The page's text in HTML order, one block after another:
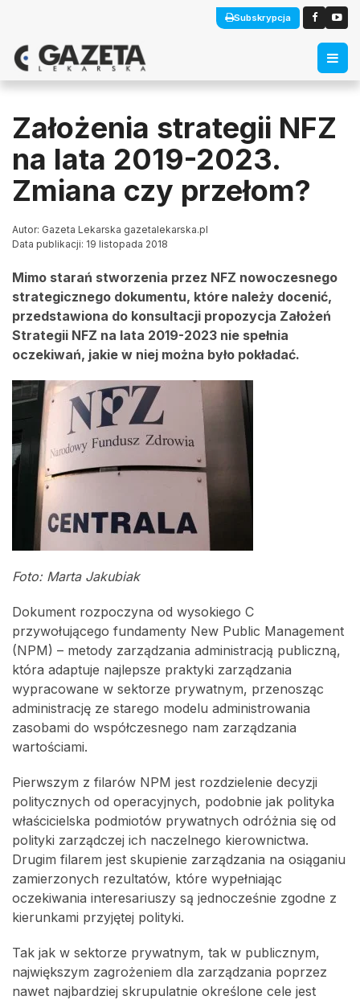
Subskrypcja
Założenia strategii NFZ
na lata 2019-2023.
Zmiana czy przełom?
Autor: Gazeta Lekarska gazetalekarska.pl
Data publikacji: 19 listopada 2018
Mimo starań stworzenia przez NFZ nowoczesnego
strategicznego dokumentu, które należy docenić,
przedstawiona do konsultacji propozycja Założeń
Strategii NFZ na lata 2019-2023 nie spełnia
oczekiwań, jakie w niej można było pokładać.
Foto: Marta Jakubiak
Dokument rozpoczyna od wysokiego C
przywołującego fundamenty New Public Management
(NPM) – metody zarządzania administracją publiczną,
która adaptuje najlepsze praktyki zarządzania
wypracowane w sektorze prywatnym, przenosząc
administrację ze starego modelu administrowania
zasobami do współczesnego nam zarządzania
wartościami.
Pierwszym z filarów NPM jest rozdzielenie decyzji
politycznych od operacyjnych, podobnie jak polityka
właścicielska podmiotów prywatnych odróżnia się od
polityki zarządczej ich naczelnego kierownictwa.
Drugim filarem jest skupienie zarządzania na osiąganiu
zamierzonych rezultatów, które wypełniając
oczekiwania interesariuszy są jednocześnie zgodne z
kierunkami przyjętej polityki.
Tak jak w sektorze prywatnym, tak w publicznym,
największym zagrożeniem dla zarządzania poprzez
nawet najbardziej skrupulatnie określone cele jest